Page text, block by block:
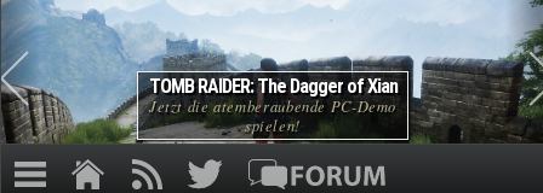
Direkt zum Inhalt
TOMB RAIDER: The Dagger of Xian
Jetzt die atemberaubende PC-Demo
spielen!